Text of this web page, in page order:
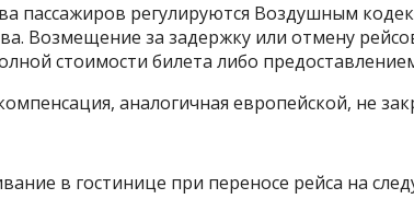
пассажиров регулируются Воздушным
Возмещение за задержку или отмену
стоимости билета либо
аналогичная европейской, не
в гостинице при переносе рейса на